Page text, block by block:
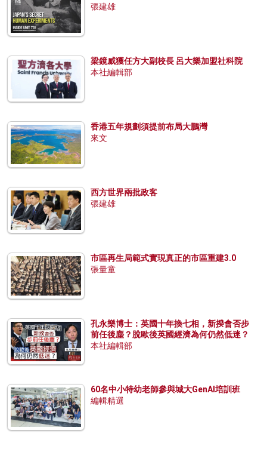
張建雄
梁鏡威獲任方大副校長 呂大樂加盟社科院
本社編輯部
香港五年規劃須提前布局大鵬灣
來文
西方世界兩批政客
張建雄
市區再生局範式實現真正的市區重建3.0
張量童
孔永樂博士：英國十年換七相，新揆會否步
前任後塵？脫歐後英國經濟為何仍然低迷？
本社編輯部
60名中小特幼老師參與城大GenAI培訓班
編輯精選